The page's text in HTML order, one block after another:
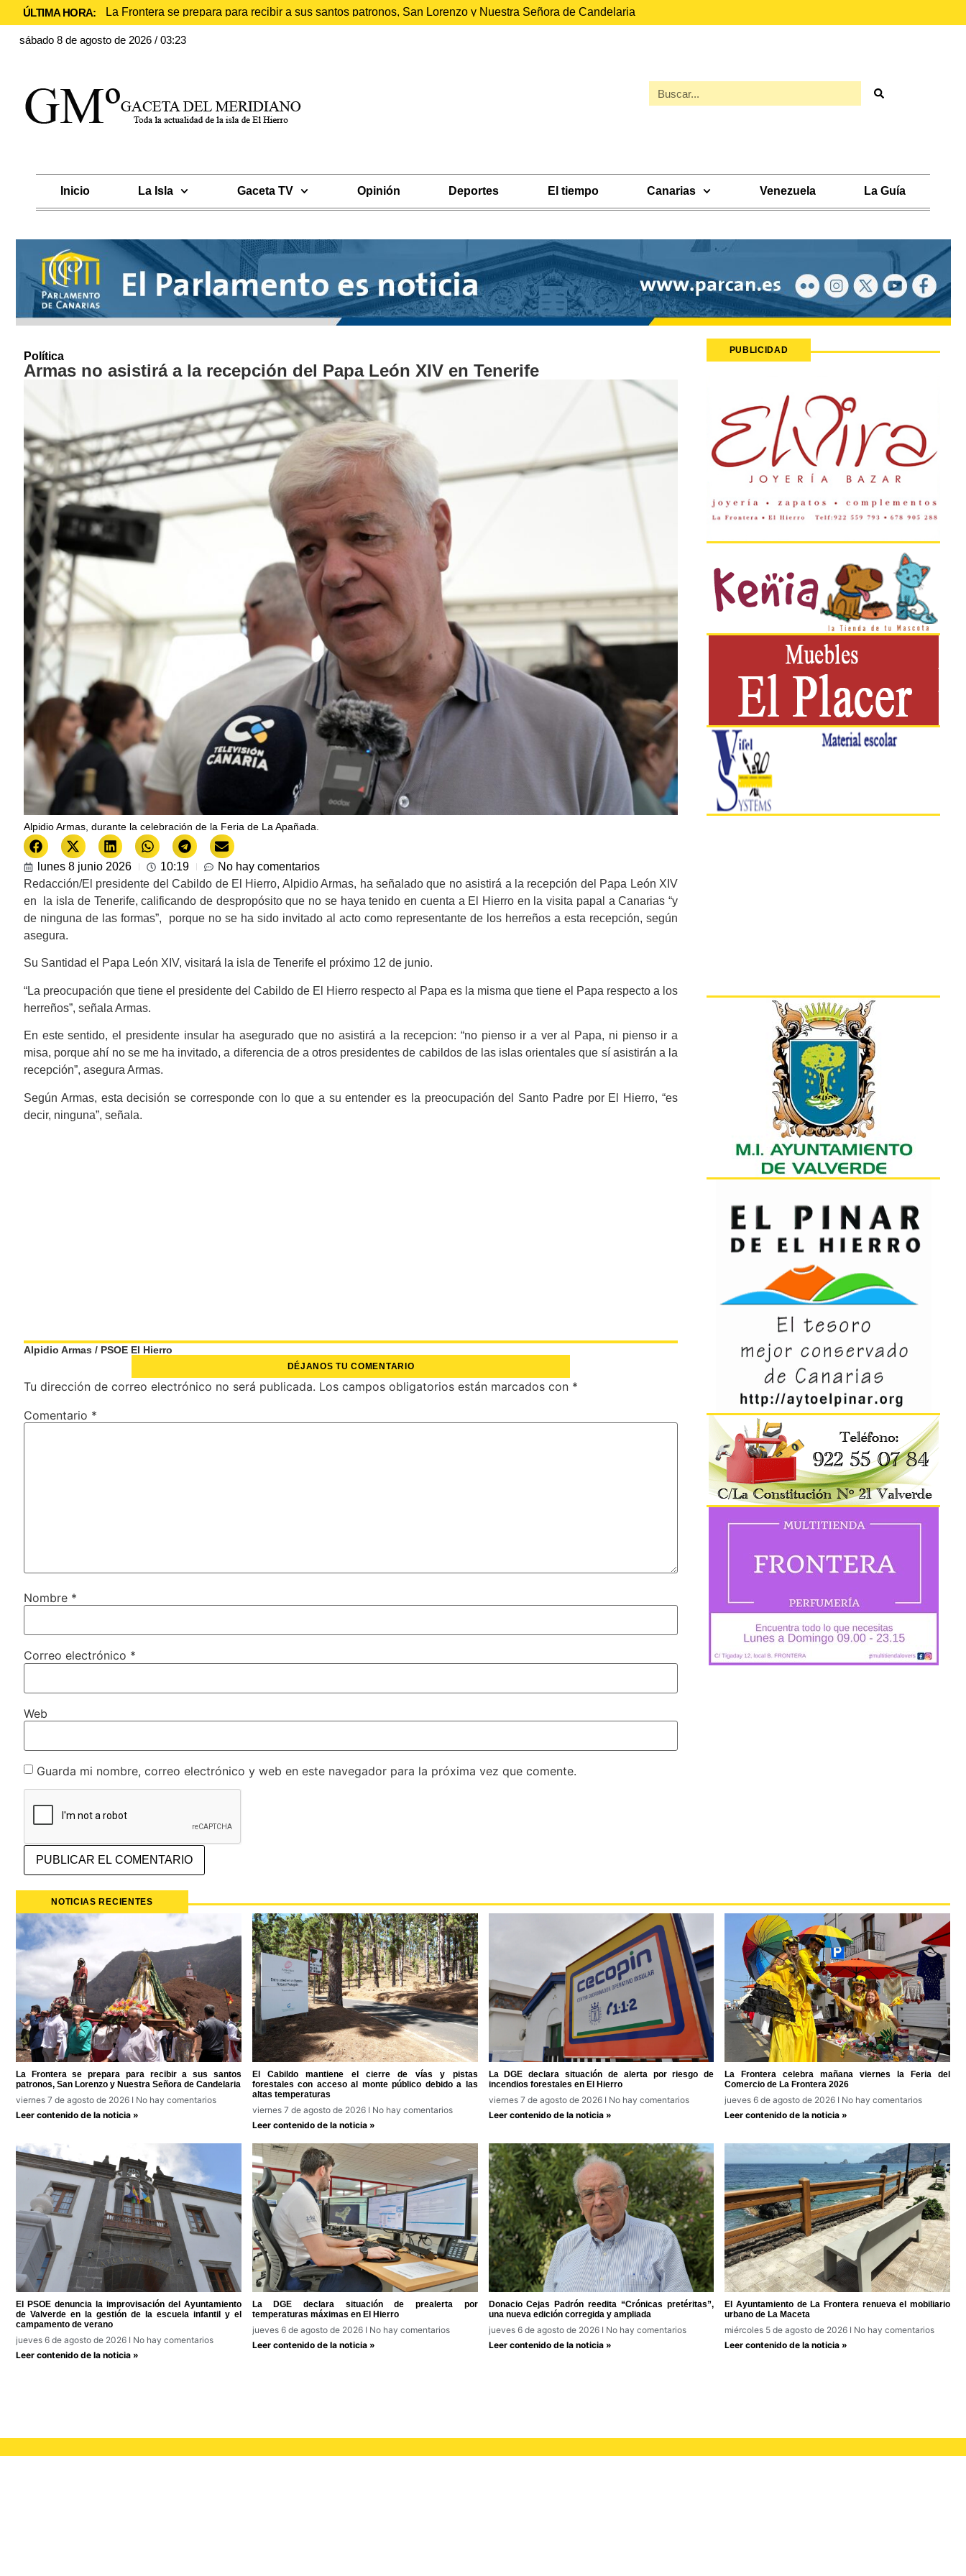
ÚLTIMA HORA: La Frontera se prepara para recibir a sus santos patronos, San Lorenzo y Nuestra Señora de Candelaria
sábado 8 de agosto de 2026 / 03:23
Inicio La Isla Gaceta TV Opinión Deportes El tiempo Canarias Venezuela La Guía
Política
Armas no asistirá a la recepción del Papa León XIV en Tenerife
Alpidio Armas, durante la celebración de la Feria de La Apañada.
lunes 8 junio 2026 10:19
No hay comentarios
Redacción/El presidente del Cabildo de El Hierro, Alpidio Armas, ha señalado que no asistirá a la recepción del Papa León XIV
en la isla de Tenerife, calificando de despropósito que no se haya tenido en cuenta a El Hierro en la visita papal a Canarias “y
de ninguna de las formas”, porque no se ha sido invitado al acto como representante de los herreños a esta recepción, según
asegura.
Su Santidad el Papa León XIV, visitará la isla de Tenerife el próximo 12 de junio.
“La preocupación que tiene el presidente del Cabildo de El Hierro respecto al Papa es la misma que tiene el Papa respecto a los
herreños”, señala Armas.
En este sentido, el presidente insular ha asegurado que no asistirá a la recepcion: “no pienso ir a ver al Papa, ni pienso ir a
misa, porque ahí no se me ha invitado, a diferencia de a otros presidentes de cabildos de las islas orientales que sí asistirán a la
recepción”, asegura Armas.
Según Armas, esta decisión se corresponde con lo que a su entender es la preocupación del Santo Padre por El Hierro, “es
decir, ninguna”, señala.
Alpidio Armas / PSOE El Hierro
DÉJANOS TU COMENTARIO
Tu dirección de correo electrónico no será publicada. Los campos obligatorios están marcados con *
Comentario *
Nombre *
Correo electrónico *
Web
Guarda mi nombre, correo electrónico y web en este navegador para la próxima vez que comente.
PUBLICIDAD
NOTICIAS RECIENTES
La Frontera se prepara para recibir a sus santos
patronos, San Lorenzo y Nuestra Señora de Candelaria
viernes 7 de agosto de 2026
No hay comentarios
Leer contenido de la noticia »
El Cabildo mantiene el cierre de vías y pistas
forestales con acceso al monte público debido a las
altas temperaturas
viernes 7 de agosto de 2026
No hay comentarios
Leer contenido de la noticia »
La DGE declara situación de alerta por riesgo de
incendios forestales en El Hierro
viernes 7 de agosto de 2026
No hay comentarios
Leer contenido de la noticia »
La Frontera celebra mañana viernes la Feria del
Comercio de La Frontera 2026
jueves 6 de agosto de 2026
No hay comentarios
Leer contenido de la noticia »
El PSOE denuncia la improvisación del Ayuntamiento
de Valverde en la gestión de la escuela infantil y el
campamento de verano
jueves 6 de agosto de 2026
No hay comentarios
Leer contenido de la noticia »
La DGE declara situación de prealerta por
temperaturas máximas en El Hierro
jueves 6 de agosto de 2026
No hay comentarios
Leer contenido de la noticia »
Donacio Cejas Padrón reedita “Crónicas pretéritas”,
una nueva edición corregida y ampliada
jueves 6 de agosto de 2026
No hay comentarios
Leer contenido de la noticia »
El Ayuntamiento de La Frontera renueva el mobiliario
urbano de La Maceta
miércoles 5 de agosto de 2026
No hay comentarios
Leer contenido de la noticia »